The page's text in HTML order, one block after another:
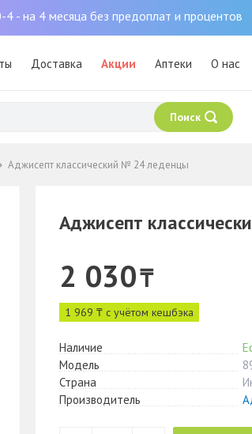
4 - на 4 месяца без предоплат и процентов
Доставка Акции Аптеки О нас
Поиск
Аджисепт классический № 24 леденцы
Аджисепт
2 030₸
1 969 ₸ с учётом кешбэка
Наличие
Модель
Страна
Производитель